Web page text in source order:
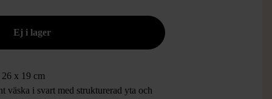
26 x 19 cm
väska i svart med strukturerad yta och